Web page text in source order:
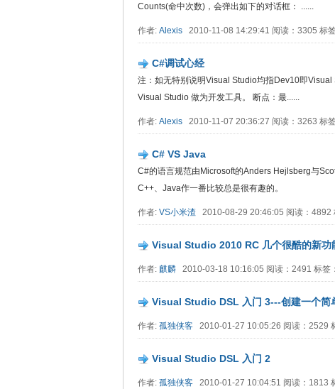
Counts(命中次数)，会弹出如下的对话框： ......
作者: Alexis 2010-11-08 14:29:41 阅读：3305 标签
C#调试心经
注：如无特别说明Visual Studio均指Dev10即
Visual Studio 做为开发工具。 断点：最......
作者: Alexis 2010-11-07 20:36:27 阅读：3263 标签
C# VS Java
C#的语言规范由Microsoft的Anders Hejlsberg与
C++、Java作一番比较总是很有趣的。
作者: VS小米渣 2010-08-29 20:46:05 阅读：4892
Visual Studio 2010 RC 几个很酷的新功
作者: 麒麟 2010-03-18 10:16:05 阅读：2491 标签：
Visual Studio DSL 入门 3---创建一个简
作者: 孤独侠客 2010-01-27 10:05:26 阅读：2529
Visual Studio DSL 入门 2
作者: 孤独侠客 2010-01-27 10:04:51 阅读：1813